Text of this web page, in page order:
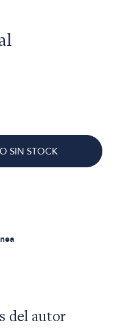
SIN STOCK
del autor